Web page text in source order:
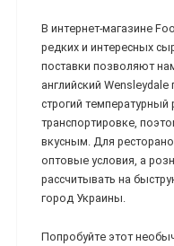
В интернет-магазине
редких и интересных
поставки позволяют
английский
строгий
транспортировке,
вкусным. Для
оптовые условия, а
рассчитывать на
город Украины.
Попробуйте этот